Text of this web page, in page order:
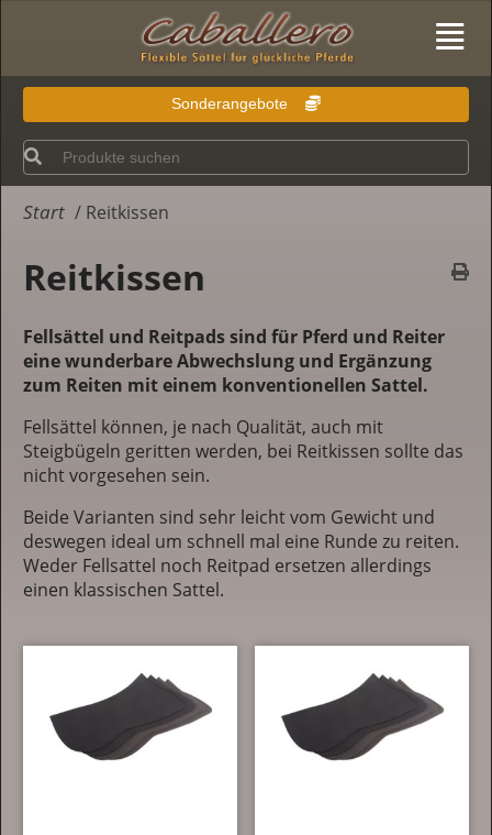
Sonderangebote
Start / Reitkissen
Reitkissen
Fellsättel und Reitpads sind für Pferd und Reiter
eine wunderbare Abwechslung und Ergänzung
zum Reiten mit einem konventionellen Sattel.
Fellsättel können, je nach Qualität, auch mit
Steigbügeln geritten werden, bei Reitkissen sollte das
nicht vorgesehen sein.
Beide Varianten sind sehr leicht vom Gewicht und
deswegen ideal um schnell mal eine Runde zu reiten.
Weder Fellsattel noch Reitpad ersetzen allerdings
einen klassischen Sattel.